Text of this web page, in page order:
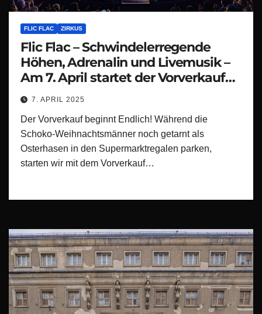
FLIC FLAC ZIRKUS
Flic Flac – Schwindelerregende
Höhen, Adrenalin und Livemusik –
Am 7. April startet der Vorverkauf
zur 14. X-MASS SHOW
7. APRIL 2025
Der Vorverkauf beginnt Endlich! Während die
Schoko-Weihnachtsmänner noch getarnt als
Osterhasen in den Supermarktregalen parken,
starten wir mit dem Vorverkauf…